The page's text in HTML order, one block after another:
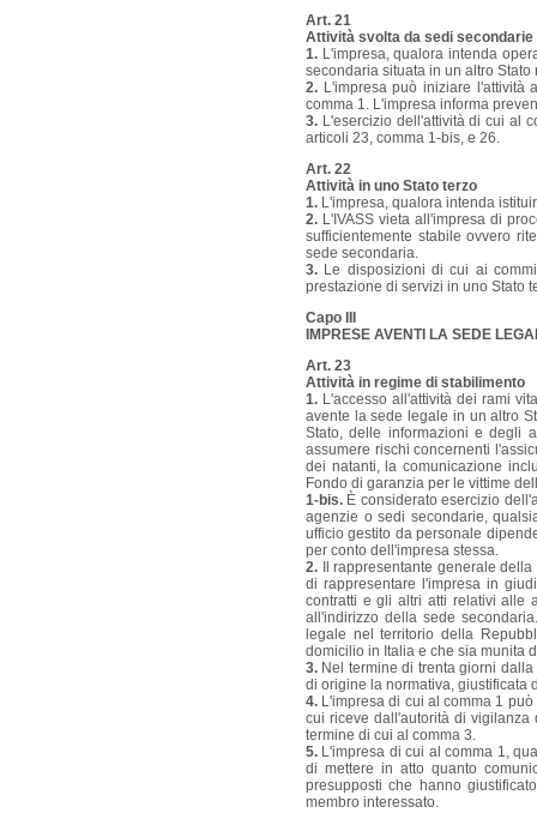
Art. 21
Attività svolta da sedi
1. L'impresa, qualora intenda
secondaria situata in un altro
2. L'impresa può iniziare l'attività
comma 1. L'impresa informa
3. L'esercizio dell'attività di cui al
articoli 23, comma 1-bis, e 26.
Art. 22
Attività in uno Stato terzo
1. L'impresa, qualora intenda
2. L'IVASS vieta all'impresa di
sufficientemente stabile ovvero
sede secondaria.
3. Le disposizioni di cui ai
prestazione di servizi in uno Stato
Capo III
IMPRESE AVENTI LA SEDE
Art. 23
Attività in regime di stabilimento
1. L'accesso all'attività dei rami
avente la sede legale in un altro
Stato, delle informazioni e degli
assumere rischi concernenti
dei natanti, la comunicazione
Fondo di garanzia per le vittime
1-bis. È considerato esercizio
agenzie o sedi secondarie,
ufficio gestito da personale
per conto dell'impresa stessa.
2. Il rappresentante generale
di rappresentare l'impresa in
contratti e gli altri atti relativi alle
all'indirizzo della sede
legale nel territorio della
domicilio in Italia e che sia munita
3. Nel termine di trenta giorni
di origine la normativa, giustificata
4. L'impresa di cui al comma 1
cui riceve dall'autorità di
termine di cui al comma 3.
5. L'impresa di cui al comma 1,
di mettere in atto quanto
presupposti che hanno
membro interessato.